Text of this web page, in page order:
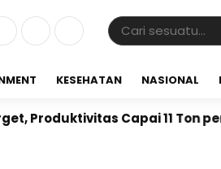
KESEHATAN NASIONAL
Capai 11 Ton per